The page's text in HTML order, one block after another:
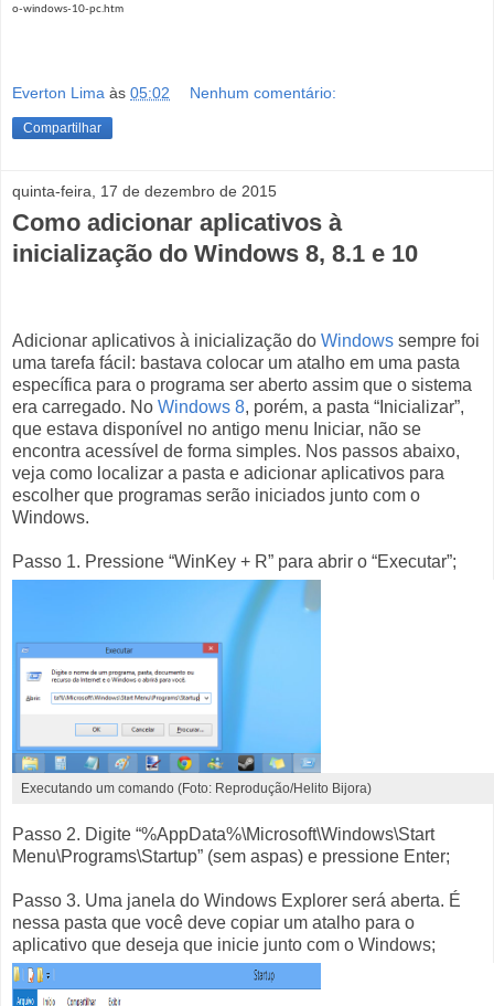
o-windows-10-pc.htm
Everton Lima às 05:02 Nenhum comentário:
Compartilhar
quinta-feira, 17 de dezembro de 2015
Como adicionar aplicativos à
inicialização do Windows 8, 8.1 e 10
Adicionar aplicativos à inicialização do Windows sempre foi
uma tarefa fácil: bastava colocar um atalho em uma pasta
específica para o programa ser aberto assim que o sistema
era carregado. No Windows 8, porém, a pasta “Inicializar”,
que estava disponível no antigo menu Iniciar, não se
encontra acessível de forma simples. Nos passos abaixo,
veja como localizar a pasta e adicionar aplicativos para
escolher que programas serão iniciados junto com o
Windows.
Passo 1. Pressione “WinKey + R” para abrir o “Executar”;
Executando um comando (Foto: Reprodução/Helito Bijora)
Passo 2. Digite “%AppData%\Microsoft\Windows\Start
Menu\Programs\Startup” (sem aspas) e pressione Enter;
Passo 3. Uma janela do Windows Explorer será aberta. É
nessa pasta que você deve copiar um atalho para o
aplicativo que deseja que inicie junto com o Windows;